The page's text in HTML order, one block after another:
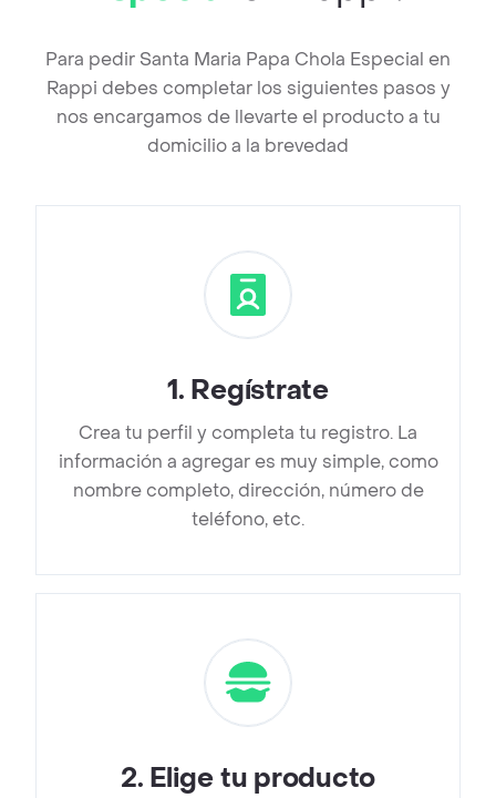
Para pedir Santa Maria Papa Chola Especial en
Rappi debes completar los siguientes pasos y
nos encargamos de llevarte el producto a tu
domicilio a la brevedad
1. Regístrate
Crea tu perfil y completa tu registro. La
información a agregar es muy simple, como
nombre completo, dirección, número de
teléfono, etc.
2. Elige tu producto